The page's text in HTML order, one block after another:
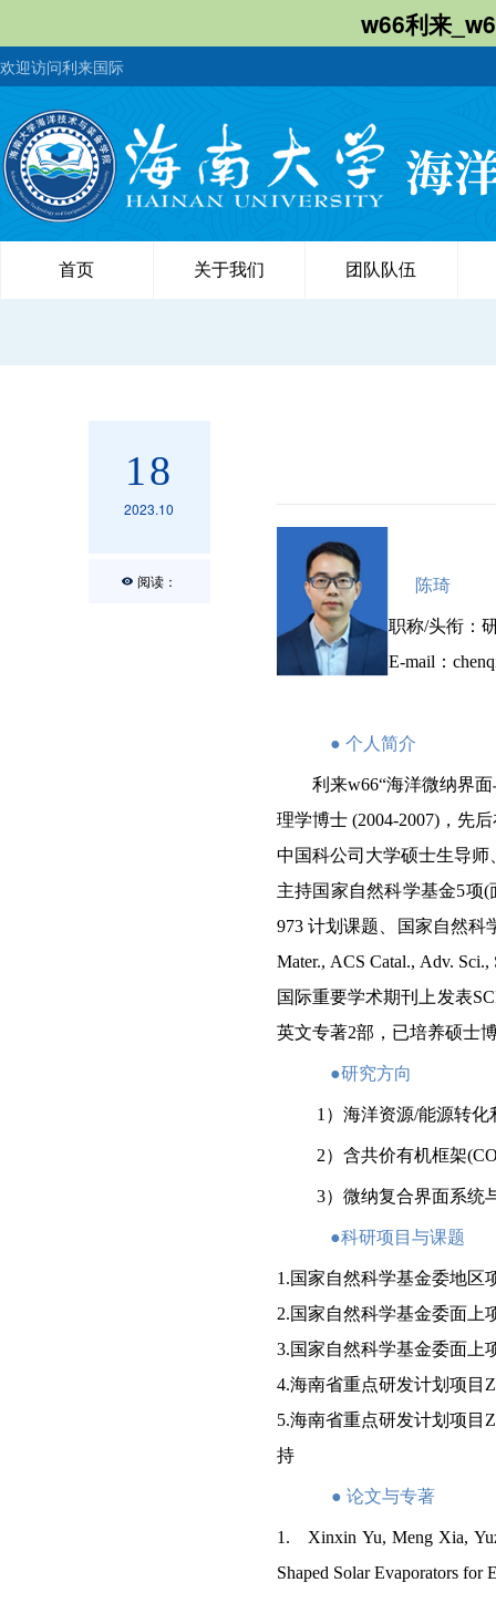
w66利来
欢迎访问利来国际
首页 关于我们 团队队伍
18
2023.10
阅读： 陈琦
职称/头衔：
E-mail ：
● 个人简介
利来w66“海洋微纳界
理学博士 (2004-2007) ，先
中国科公司大学硕士生导
主持国家自然科学基金5项(
973 计划课题、国家自然科
Mater., ACS Catal., Adv. Sci.,
国际重要学术期刊上发表
英文专著2部，已培养硕士
●研究方向
1 ）海洋资源/能源转化
2）含共价有机框架
3） 微纳复合界面系统
●科研项目与课题
1.国家自然科学基金委地区
2.国家自然科学基金委面上
3.国家自然科学基金委面上
4.海南省重点研发计划项目
5.海南省重点研发计划项目
持
● 论文与专著
1. Xinxin Yu, Meng Xia,
Shaped Solar Evaporators for